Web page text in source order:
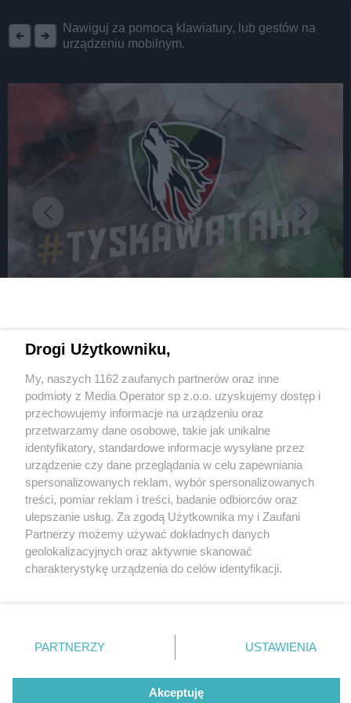
Nawiguj za pomocą klawiatury, lub gestów na
urządzeniu mobilnym.
prezentuje kampanię na nowy sezon
2 / 4
Tyska Wataha
Wydawca mediów lokalnych
Nie zapomnij
zapoznać się z:
polityką prywatności regulamin korzystania z portali
Twojemiasto
Piekary Śląskie
Chorzów
Tarnowskie Góry
Gliwice
Skontakuj sięz nami
Kontakt
Wydawca
Redakcja
Drogi Użytkowniku,
My, naszych 1162 zaufanych partnerów oraz inne
podmioty z Media Operator sp z.o.o. uzyskujemy dostęp i
przechowujemy informacje na urządzeniu oraz
przetwarzamy dane osobowe, takie jak unikalne
identyfikatory, standardowe informacje wysyłane przez
urządzenie czy dane przeglądania w celu zapewniania
spersonalizowanych reklam, wybór spersonalizowanych
treści, pomiar reklam i treści, badanie odbiorców oraz
ulepszanie usług. Za zgodą Użytkownika my i Zaufani
Partnerzy możemy używać dokładnych danych
geolokalizacyjnych oraz aktywnie skanować
charakterystykę urządzenia do celów identyfikacji.
zmienić/wycofać klikając przycisk ustawień prywatności
znajdujący się w lewym dolnym rogu strony
rodzaje przetwarzania danych nie wymagają zgody
użytkownika, ale masz prawo sprzeciwić się takiemu
PARTNERZY USTAWIENIA
Akceptuję